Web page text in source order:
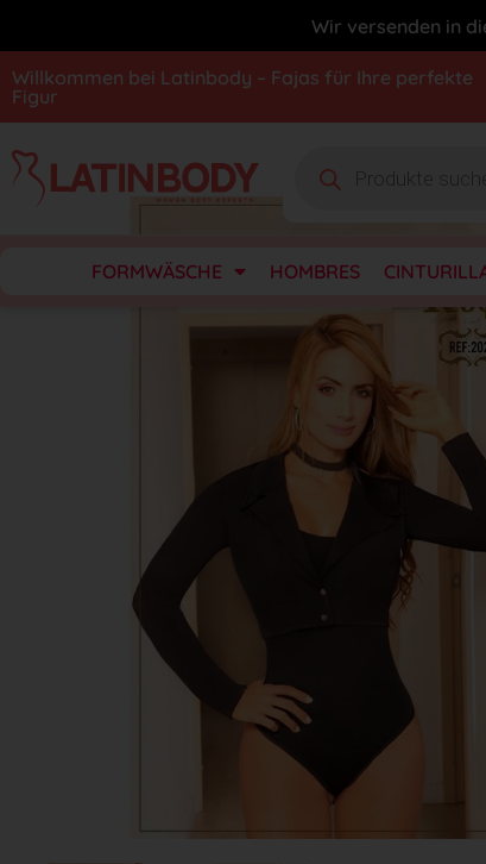
Wir versenden in
Willkommen bei Latinbody – Fajas für Ihre perfekte
Figur
FORMWÄSCHE HOMBRES